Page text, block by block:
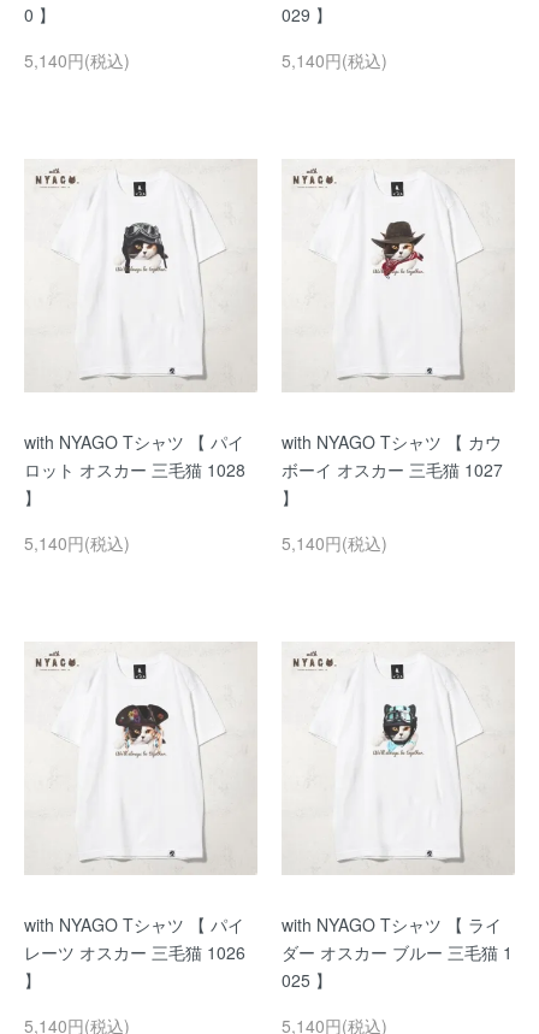
0 】
5,140円(税込)
029 】
5,140円(税込)
with NYAGO Tシャツ 【 パイ
ロット オスカー 三毛猫 1028
】
5,140円(税込)
with NYAGO Tシャツ 【 カウ
ボーイ オスカー 三毛猫 1027
】
5,140円(税込)
with NYAGO Tシャツ 【 パイ
レーツ オスカー 三毛猫 1026
】
5,140円(税込)
with NYAGO Tシャツ 【 ライ
ダー オスカー ブルー 三毛猫 1
025 】
5,140円(税込)